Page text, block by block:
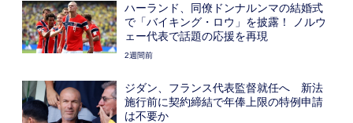
ハーランド、同僚ドンナルンマの結婚式
で「バイキング・ロウ」を披露！ ノルウ
ェー代表で話題の応援を再現
2週間前
ジダン、フランス代表監督就任へ 新法
施行前に契約締結で年俸上限の特例申請
は不要か